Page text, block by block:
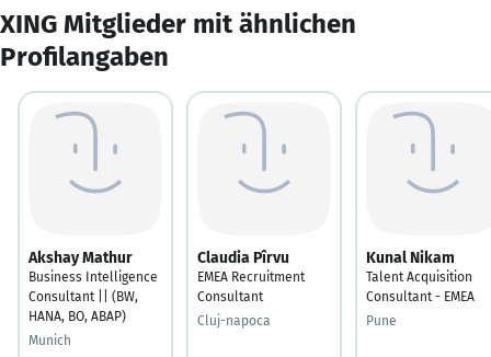
XING Mitglieder mit ähnlichen
Profilangaben
Akshay Mathur
Business Intelligence
Consultant || (BW,
HANA, BO, ABAP)
Munich
Claudia Pîrvu
EMEA Recruitment
Consultant
Cluj-napoca
Kunal Nikam
Talent Acquisition
Consultant - EMEA
Pune